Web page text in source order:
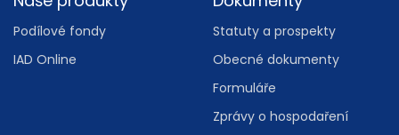
Podílové fondy
IAD Online
Statuty a prospekty
Obecné dokumenty
Formuláře
Zprávy o hospodaření